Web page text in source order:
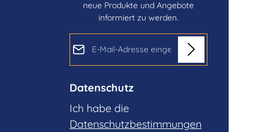
neue Produkte und Angebote
informiert zu werden.
E-Mail-Adresse*
Datenschutz
Ich habe die
Datenschutzbestimmungen